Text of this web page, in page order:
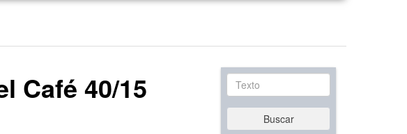
Café 40/15 Texto
Buscar